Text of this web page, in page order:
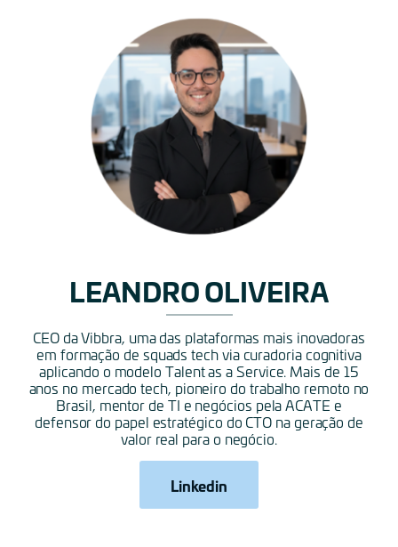
LEANDRO OLIVEIRA
CEO da Vibbra, uma das plataformas mais inovadoras
em formação de squads tech via curadoria cognitiva
aplicando o modelo Talent as a Service. Mais de 15
anos no mercado tech, pioneiro do trabalho remoto no
Brasil, mentor de TI e negócios pela ACATE e
defensor do papel estratégico do CTO na geração de
valor real para o negócio.
Linkedin